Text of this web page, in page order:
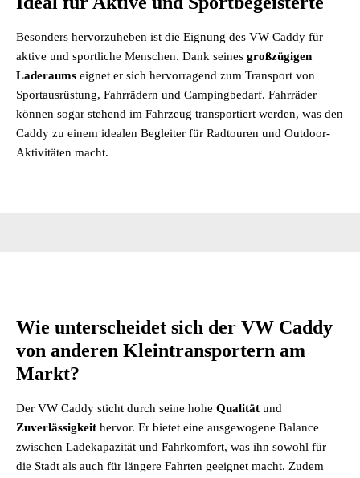
Besonders hervorzuheben ist die Eignung des VW Caddy für
aktive und sportliche Menschen. Dank seines großzügigen
Laderaums eignet er sich hervorragend zum Transport von
Sportausrüstung, Fahrrädern und Campingbedarf. Fahrräder
können sogar stehend im Fahrzeug transportiert werden, was den
Caddy zu einem idealen Begleiter für Radtouren und Outdoor-
Aktivitäten macht.
Wie unterscheidet sich der VW Caddy
von anderen Kleintransportern am
Markt?
Der VW Caddy sticht durch seine hohe Qualität und
Zuverlässigkeit hervor. Er bietet eine ausgewogene Balance
zwischen Ladekapazität und Fahrkomfort, was ihn sowohl für
die Stadt als auch für längere Fahrten geeignet macht. Zudem